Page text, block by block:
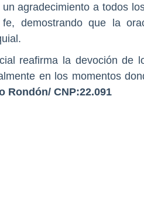
agradecimiento a todos
demostrando que la
reafirma la devoción de
en los momentos
Rondón/ CNP:22.091